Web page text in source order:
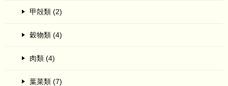
甲殻類 (2)
穀物類 (4)
肉類 (4)
葉菜類 (7)